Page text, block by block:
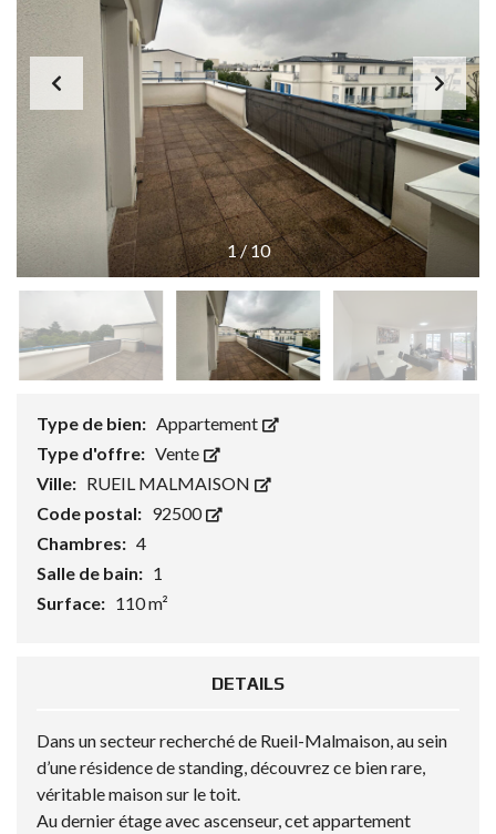
1/10
Type de bien: Appartement
Type d'offre: Vente
Ville: RUEIL MALMAISON
Code postal: 92500
Chambres: 4
Salle de bain: 1
Surface: 110 m²
DETAILS
Dans un secteur recherché de Rueil-Malmaison, au sein
d’une résidence de standing, découvrez ce bien rare,
véritable maison sur le toit.
Au dernier étage avec ascenseur, cet appartement